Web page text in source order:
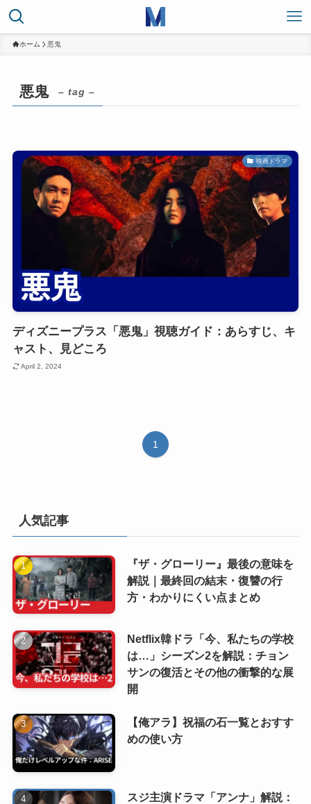
ホーム 悪鬼
悪鬼 – tag –
映画ドラマ
ディズニープラス「悪鬼」視聴ガイド：あらすじ、キ
ャスト、見どころ
April 2, 2024
1
人気記事
『ザ・グローリー』最後の意味を
解説｜最終回の結末・復讐の行
方・わかりにくい点まとめ
Netflix韓ドラ「今、私たちの学校
は…」シーズン2を解説：チョン
サンの復活とその他の衝撃的な展
開
【俺アラ】祝福の石一覧とおすす
めの使い方
スジ主演ドラマ「アンナ」解説：